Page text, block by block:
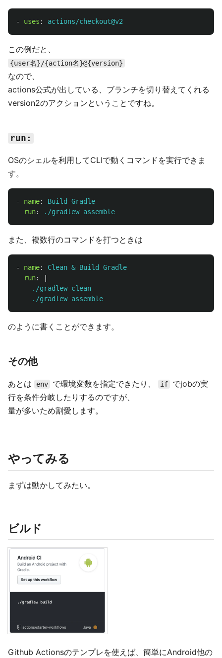
- uses : actions/checkout@v2
この例だと、
{user名}/{action名}@{version}
なので、
actions公式が出している、ブランチを切り替えてくれる
version2のアクションということですね。
run:
OSのシェルを利用してCLIで動くコマンドを実行できま
す。
- name:
Build Gradle
run: ./gradlew assemble
また、複数行のコマンドを打つときは
- name:
Clean & Build Gradle
run:
|
./gradlew clean
./gradlew assemble
のように書くことができます。
その他
あとは env で環境変数を指定できたり、 if
でjobの実
行を条件分岐したりするのですが、
量が多いため割愛します。
やってみる
まずは動かしてみたい。
ビルド
Github Actionsのテンプレを使えば、簡単にAndroid他の